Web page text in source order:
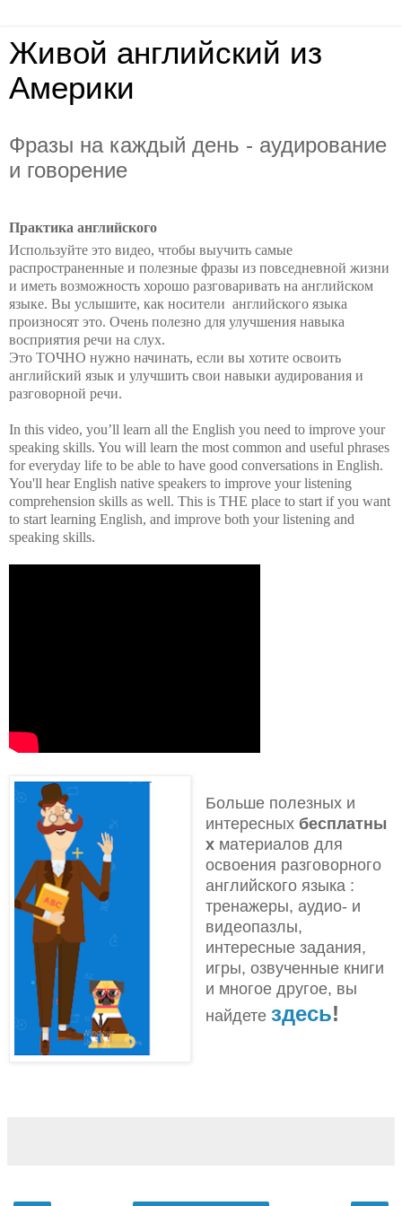
Живой английский из
Америки
Фразы на каждый день - аудирование
и говорение
Практика английского
Используйте это видео, чтобы выучить самые
распространенные и полезные фразы из повседневной жизни
и иметь возможность хорошо разговаривать на английском
языке. Вы услышите, как носители английского языка
произносят это. Очень полезно для улучшения навыка
восприятия речи на слух.
Это ТОЧНО нужно начинать, если вы хотите освоить
английский язык и улучшить свои навыки аудирования и
разговорной речи.
In this video, you’ll learn all the English you need to improve your
speaking skills. You will learn the most common and useful phrases
for everyday life to be able to have good conversations in English.
You'll hear English native speakers to improve your listening
comprehension skills as well. This is THE place to start if you want
to start learning English, and improve both your listening and
speaking skills.
Больше полезных и
интересных бесплатны
хматериалов для
освоения разговорного
английского языка :
тренажеры, аудио- и
видеопазлы,
интересные задания,
игры, озвученные книги
и многое другое, вы
найдете здесь!